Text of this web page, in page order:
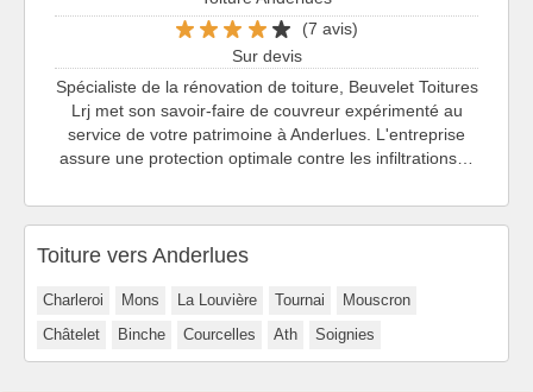
(7 avis)
Sur devis
Spécialiste de la rénovation de toiture, Beuvelet Toitures
Lrj met son savoir-faire de couvreur expérimenté au
service de votre patrimoine à Anderlues. L'entreprise
assure une protection optimale contre les infiltrations…
Toiture vers Anderlues
Charleroi Mons La Louvière Tournai
Mouscron
Châtelet
Binche Courcelles Ath Soignies